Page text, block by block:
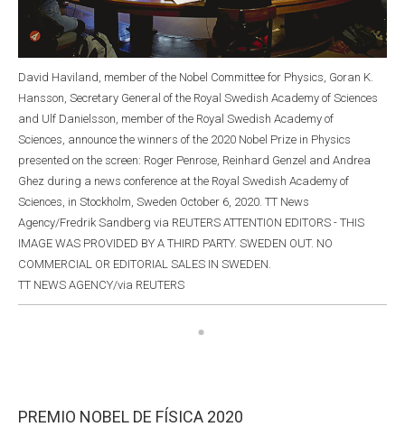
David Haviland, member of the Nobel Committee for Physics, Goran K.
Hansson, Secretary General of the Royal Swedish Academy of Sciences
and Ulf Danielsson, member of the Royal Swedish Academy of
Sciences, announce the winners of the 2020 Nobel Prize in Physics
presented on the screen: Roger Penrose, Reinhard Genzel and Andrea
Ghez during a news conference at the Royal Swedish Academy of
Sciences, in Stockholm, Sweden October 6, 2020. TT News
Agency/Fredrik Sandberg via REUTERS ATTENTION EDITORS - THIS
IMAGE WAS PROVIDED BY A THIRD PARTY. SWEDEN OUT. NO
COMMERCIAL OR EDITORIAL SALES IN SWEDEN.
TT NEWS AGENCY/via REUTERS
PREMIO NOBEL DE FÍSICA 2020